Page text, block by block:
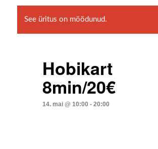
See üritus on möödunud.
Hobikart
8min/20€
14. mai @ 10:00 - 20:00